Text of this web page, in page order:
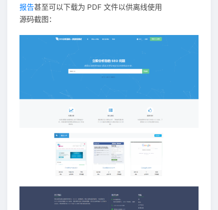
报告甚至可以下载为 PDF 文件以供离线使用
源码截图：